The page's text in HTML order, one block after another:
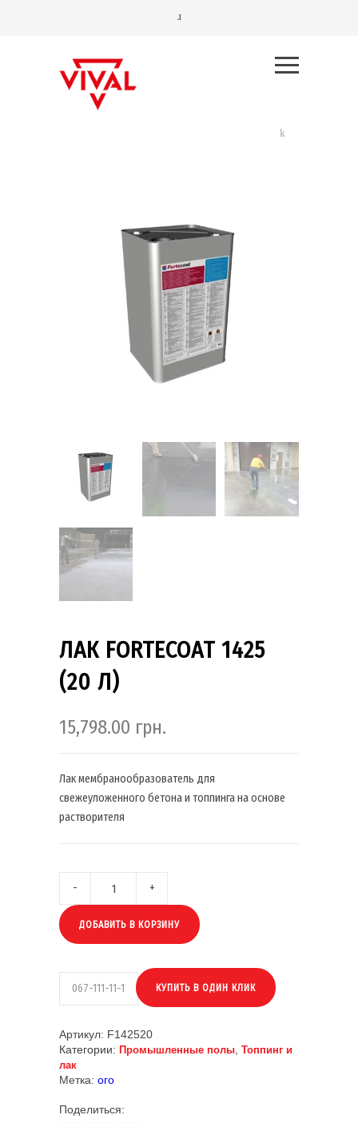
ЛАК FORTECOAT 1425
(20 Л)
15,798.00 грн.
Лак мембранообразователь для
свежеуложенного бетона и топпинга на основе
растворителя
ДОБАВИТЬ В КОРЗИНУ
Артикул: F142520
Категории: Промышленные полы Топпинг и
лак
Метка: ого
Поделиться: